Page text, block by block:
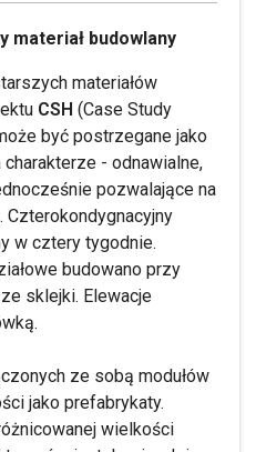
materiał budowlany
materiałów
CSH (Case Study
być postrzegane jako
- odnawialne,
pozwalające na
Czterokondygnacyjny
w cztery tygodnie.
budowano przy
sklejki. Elewacje
ze sobą modułów
jako prefabrykaty.
wielkości